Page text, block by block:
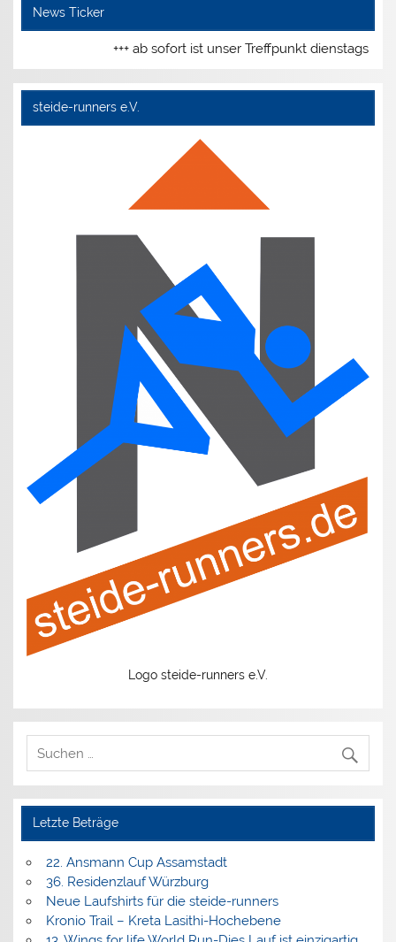
News Ticker
+++ ab sofort ist unser Treffpunkt dienstags
steide-runners e.V.
Logo steide-runners e.V.
Letzte Beträge
22. Ansmann Cup Assamstadt
36. Residenzlauf Würzburg
Neue Laufshirts für die steide-runners
Kronio Trail – Kreta Lasithi-Hochebene